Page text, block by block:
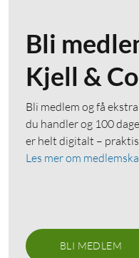
Bli
Kjell &
Bli medlem og få
du handler og 100
er helt digitalt –
Les mer om
BLI MEDLEM